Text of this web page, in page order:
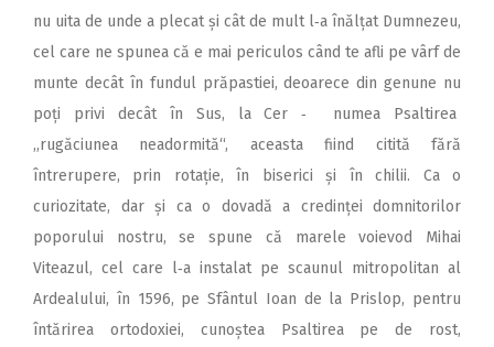
nu uita de unde a plecat și cât de mult l‑a înălțat Dumnezeu,
cel care ne spunea că e mai periculos când te afli pe vârf de
munte decât în fundul prăpastiei, deoarece din genune nu
poți privi decât în Sus, la Cer ‑ numea Psaltirea
,,rugăciunea neadormită“, aceasta fiind citită fără
întrerupere, prin rotație, în biserici și în chilii. Ca o
curiozitate, dar și ca o dovadă a credinței domnitorilor
poporului nostru, se spune că marele voievod Mihai
Viteazul, cel care l‑a instalat pe scaunul mitropolitan al
Ardealului, în 1596, pe Sfântul Ioan de la Prislop, pentru
întărirea ortodoxiei, cunoștea Psaltirea pe de rost,